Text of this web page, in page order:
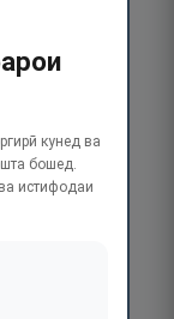
кунед ва
бошед.
истифодаи